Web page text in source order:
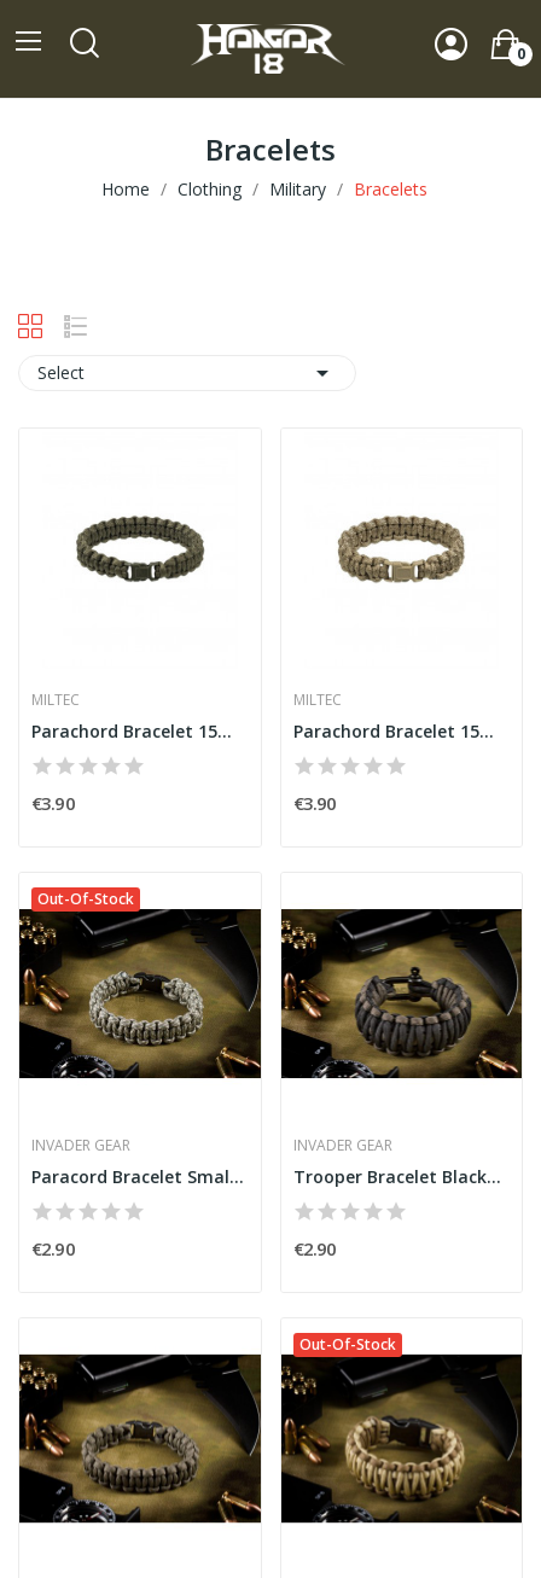
0
Bracelets
Home Clothing Military Bracelets
Select 
MILTEC
Parachord Bracelet 15mm Olive [Miltec]
€3.90
MILTEC
Parachord Bracelet 15mm Coyote [Miltec]
€3.90
Out-Of-Stock
INVADER GEAR
Paracord Bracelet Small Buckle ACU Camo...
€2.90
INVADER GEAR
Trooper Bracelet Blackops [Invader Gear]
€2.90
Out-Of-Stock